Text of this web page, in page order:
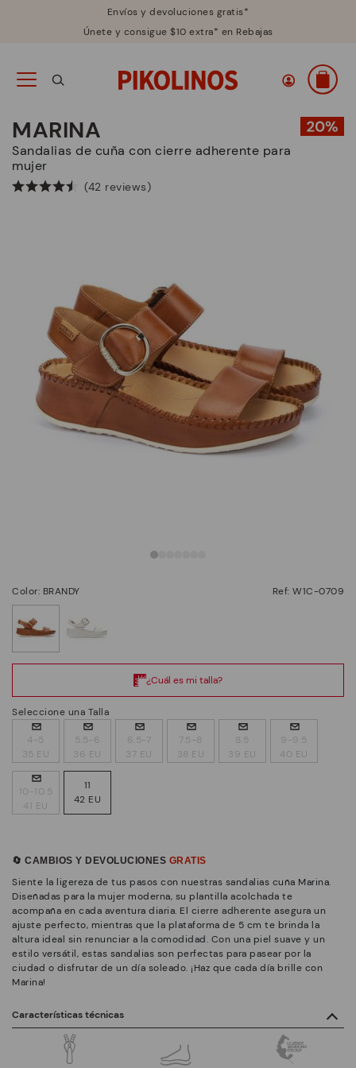
Envíos y devoluciones gratis*
Únete y consigue $10 extra* en Rebajas
MARINA
Sandalias de cuña con cierre adherente para
mujer
(42 reviews)
Color: BRANDY Ref: W1C-0709
Seleccione una Talla
4-5
35 EU
5.5-6
36 EU
6.5-7
37 EU
7.5-8
38 EU
8.5
39 EU
9-9.5
40 EU
10-10.5
41 EU
11
42 EU
🔄 CAMBIOS Y DEVOLUCIONES GRATIS
Siente la ligereza de tus pasos con nuestras sandalias cuña Marina.
Diseñadas para la mujer moderna, su plantilla acolchada te
acompaña en cada aventura diaria. El cierre adherente asegura un
ajuste perfecto, mientras que la plataforma de 5 cm te brinda la
altura ideal sin renunciar a la comodidad. Con una piel suave y un
estilo versátil, estas sandalias son perfectas para pasear por la
ciudad o disfrutar de un día soleado. ¡Haz que cada día brille con
Marina!
Características técnicas